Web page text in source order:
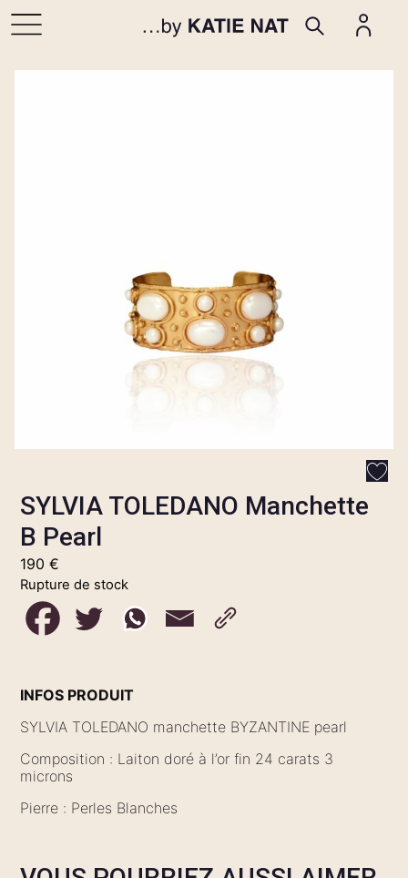
SYLVIA TOLEDANO Manchette
B Pearl
190€
Rupture de stock
INFOS PRODUIT
SYLVIA TOLEDANO manchette BYZANTINE pearl
Composition : Laiton doré à l’or fin 24 carats 3
microns
Pierre : Perles Blanches